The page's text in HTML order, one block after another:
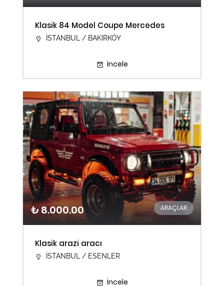
Klasik 84 Model Coupe Mercedes
İSTANBUL / BAKIRKÖY
İncele
₺ 8.000.00 ARAÇLAR
Klasik arazi aracı
İSTANBUL / ESENLER
İncele